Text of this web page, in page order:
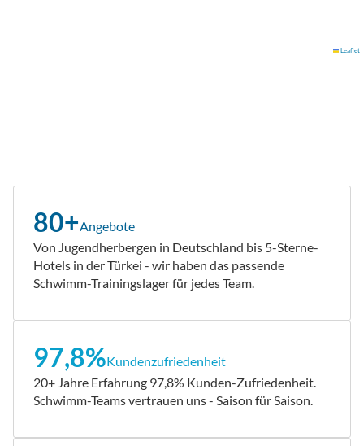
Leaflet
80+Angebote
Von Jugendherbergen in Deutschland bis 5-Sterne-
Hotels in der Türkei - wir haben das passende
Schwimm-Trainingslager für jedes Team.
97,8%Kundenzufriedenheit
20+ Jahre Erfahrung 97,8% Kunden-Zufriedenheit.
Schwimm-Teams vertrauen uns - Saison für Saison.